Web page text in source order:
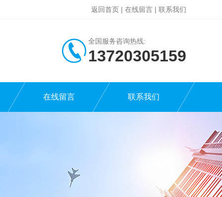
返回首页 | 在线留言 | 联系我们
全国服务咨询热线:
13720305159
在线留言 联系我们